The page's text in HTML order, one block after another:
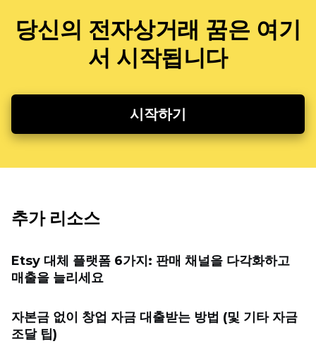
당신의 전자상거래 꿈은 여기
서 시작됩니다
시작하기
추가 리소스
Etsy 대체 플랫폼 6가지: 판매 채널을 다각화하고
매출을 늘리세요
자본금 없이 창업 자금 대출받는 방법 (및 기타 자금
조달 팁)